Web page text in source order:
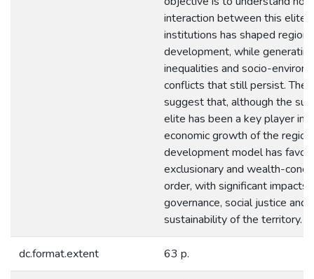
interaction between this elite
institutions has shaped
development, while generating
inequalities and socio-
conflicts that still persist. The
suggest that, although the
elite has been a key player in
economic growth of the
development model has
exclusionary and wealth-
order, with significant impacts
governance, social justice and
sustainability of the territory.
dc.format.extent 63 p.